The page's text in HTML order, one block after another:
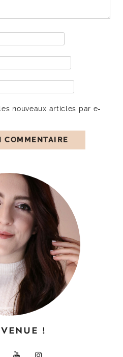
nouveaux articles par e-
!